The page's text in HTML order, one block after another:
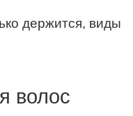
волос